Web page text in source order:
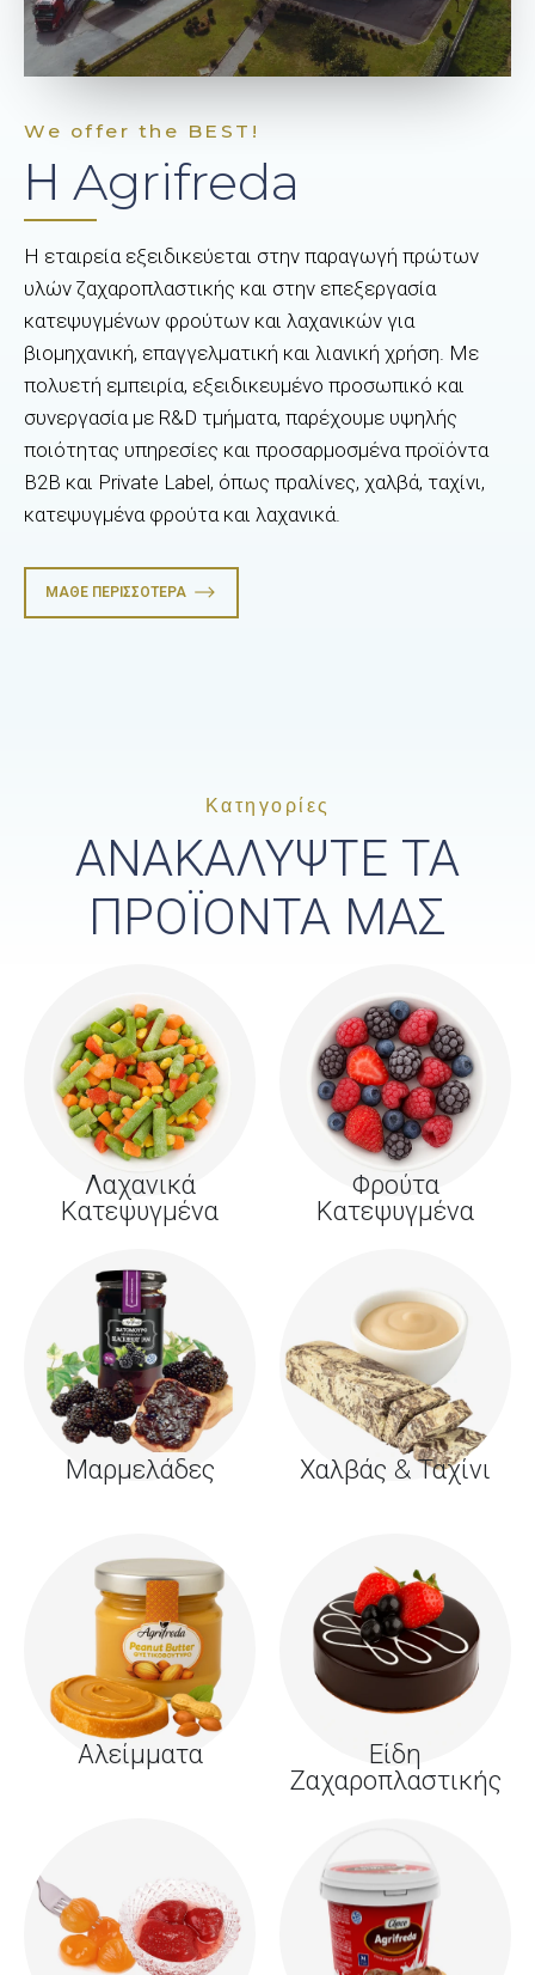
We offer the BEST!
Η Agrifreda
Η εταιρεία εξειδικεύεται στην παραγωγή πρώτων
υλών ζαχαροπλαστικής και στην επεξεργασία
κατεψυγμένων φρούτων και λαχανικών για
βιομηχανική, επαγγελματική και λιανική χρήση. Με
πολυετή εμπειρία, εξειδικευμένο προσωπικό και
συνεργασία με R&D τμήματα, παρέχουμε υψηλής
ποιότητας υπηρεσίες και προσαρμοσμένα προϊόντα
B2B και Private Label, όπως πραλίνες, χαλβά, ταχίνι,
κατεψυγμένα φρούτα και λαχανικά.
ΜΆΘΕ ΠΕΡΙΣΣΌΤΕΡΑ
Κατηγορίες
ΑΝΑΚΑΛΥΨΤΕ ΤΑ
ΠΡΟΪΟΝΤΑ ΜΑΣ
Λαχανικά
Κατεψυγμένα
Φρούτα
Κατεψυγμένα
Μαρμελάδες Χαλβάς & Ταχίνι
Αλείμματα
Είδη
Ζαχαροπλαστικής